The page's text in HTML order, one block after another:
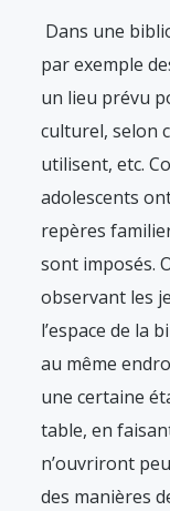
Dans une
par exemple
un lieu prévu
culturel, selon
utilisent, etc.
adolescents
repères
sont imposés.
observant les
l’espace de la
au même
une certaine
table, en
n’ouvriront
des manières